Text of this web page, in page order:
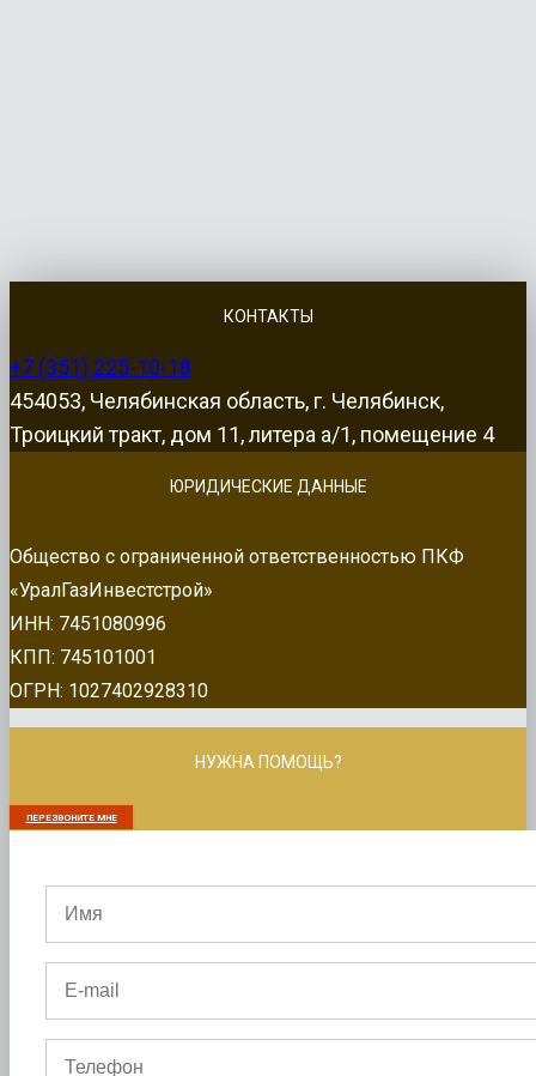
КОНТАКТЫ
+7 (351) 225-10-18
454053, Челябинская область, г. Челябинск,
Троицкий тракт, дом 11, литера а/1, помещение 4
ЮРИДИЧЕСКИЕ ДАННЫЕ
Общество с ограниченной ответственностью ПКФ
«УралГазИнвестстрой»
ИНН: 7451080996
КПП: 745101001
ОГРН: 1027402928310
НУЖНА ПОМОЩЬ?
ПЕРЕЗВОНИТЕ МНЕ